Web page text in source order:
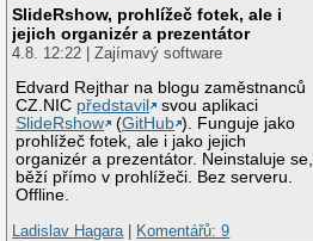
SlideRshow, prohlížeč fotek, ale i
jejich organizér a prezentátor
4.8. 12:22 | Zajímavý software
Edvard Rejthar na blogu zaměstnanců
CZ.NIC představil
svou aplikaci
SlideRshow
(GitHub ). Funguje jako
prohlížeč fotek, ale i jako jejich
organizér a prezentátor. Neinstaluje se,
běží přímo v prohlížeči. Bez serveru.
Offline.
Ladislav Hagara | Komentářů: 9